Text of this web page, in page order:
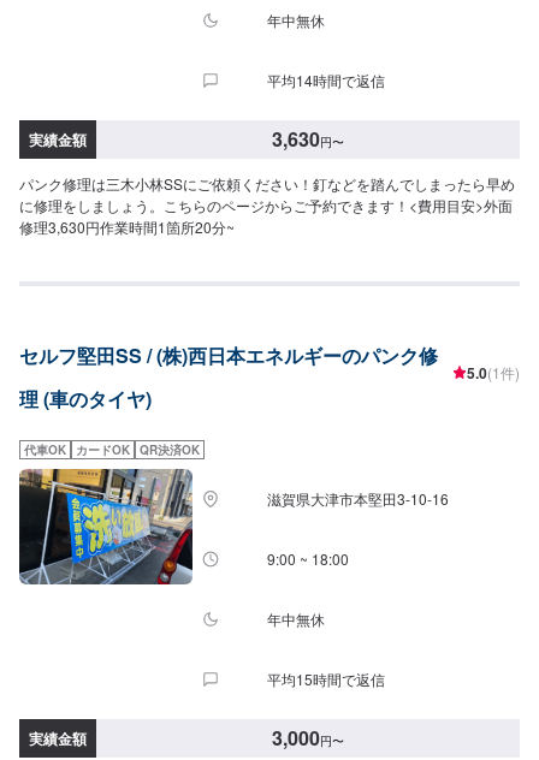
年中無休
平均14時間で返信
実績金額 3,630円〜
パンク修理は三木小林SSにご依頼ください！釘などを踏んでしまったら早め
に修理をしましょう。こちらのページからご予約できます！<費用目安>外面
修理3,630円作業時間1箇所20分~
セルフ堅田SS / (株)西日本エネルギーのパンク修
理 (車のタイヤ)
5.0(1件)
代車OK カードOK QR決済OK
滋賀県大津市本堅田3-10-16
9:00 ~ 18:00
年中無休
平均15時間で返信
実績金額 3,000円〜